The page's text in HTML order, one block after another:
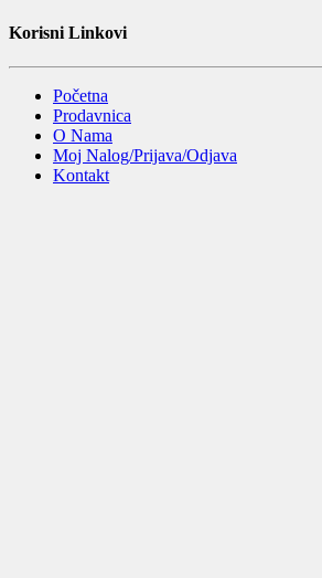
Korisni Linkovi
Početna
Prodavnica
O Nama
Moj Nalog/Prijava/Odjava
Kontakt